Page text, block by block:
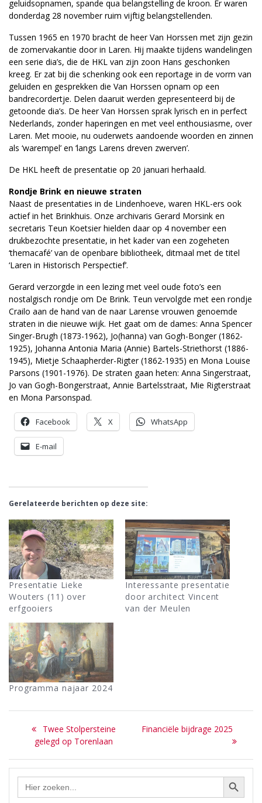
geluidsopnamen, spande qua belangstelling de kroon. Er waren
donderdag 28 november ruim vijftig belangstellenden.
Tussen 1965 en 1970 bracht de heer Van Horssen met zijn gezin
de zomervakantie door in Laren. Hij maakte tijdens wandelingen
een serie dia’s, die de HKL van zijn zoon Hans geschonken
kreeg. Er zat bij die schenking ook een reportage in de vorm van
geluiden en gesprekken die Van Horssen opnam op een
bandrecordertje. Delen daaruit werden gepresenteerd bij de
getoonde dia’s. De heer Van Horssen sprak lyrisch en in perfect
Nederlands, zonder haperingen en met veel enthousiasme, over
Laren. Met mooie, nu ouderwets aandoende woorden en zinnen
als ‘warempel’ en ‘langs Larens dreven zwerven’.
De HKL heeft de presentatie op 20 januari herhaald.
Rondje Brink en nieuwe straten
Naast de presentaties in de Lindenhoeve, waren HKL-ers ook
actief in het Brinkhuis. Onze archivaris Gerard Morsink en
secretaris Teun Koetsier hielden daar op 4 november een
drukbezochte presentatie, in het kader van een zogeheten
‘themacafé’ van de openbare bibliotheek, ditmaal met de titel
‘Laren in Historisch Perspectief’.
Gerard verzorgde in een lezing met veel oude foto’s een
nostalgisch rondje om De Brink. Teun vervolgde met een rondje
Crailo aan de hand van de naar Larense vrouwen genoemde
straten in die nieuwe wijk. Het gaat om de dames: Anna Spencer
Singer-Brugh (1873-1962), Jo(hanna) van Gogh-Bonger (1862-
1925), Johanna Antonia Maria (Annie) Bartels-Striethorst (1886-
1945), Mietje Schaapherder-Rigter (1862-1935) en Mona Louise
Parsons (1901-1976). De straten gaan heten: Anna Singerstraat,
Jo van Gogh-Bongerstraat, Annie Bartelsstraat, Mie Rigterstraat
en Mona Parsonspad.
Facebook X WhatsApp
E-mail
Gerelateerde berichten op deze site:
Presentatie Lieke
Wouters (11) over
erfgooiers
Interessante presentatie
door architect Vincent
van der Meulen
Programma najaar 2024
Bericht
navigatie
Previous
post:
Twee Stolpersteine
gelegd op Torenlaan
Next
Financiële bijdrage 2025
Zoek Zoekknop